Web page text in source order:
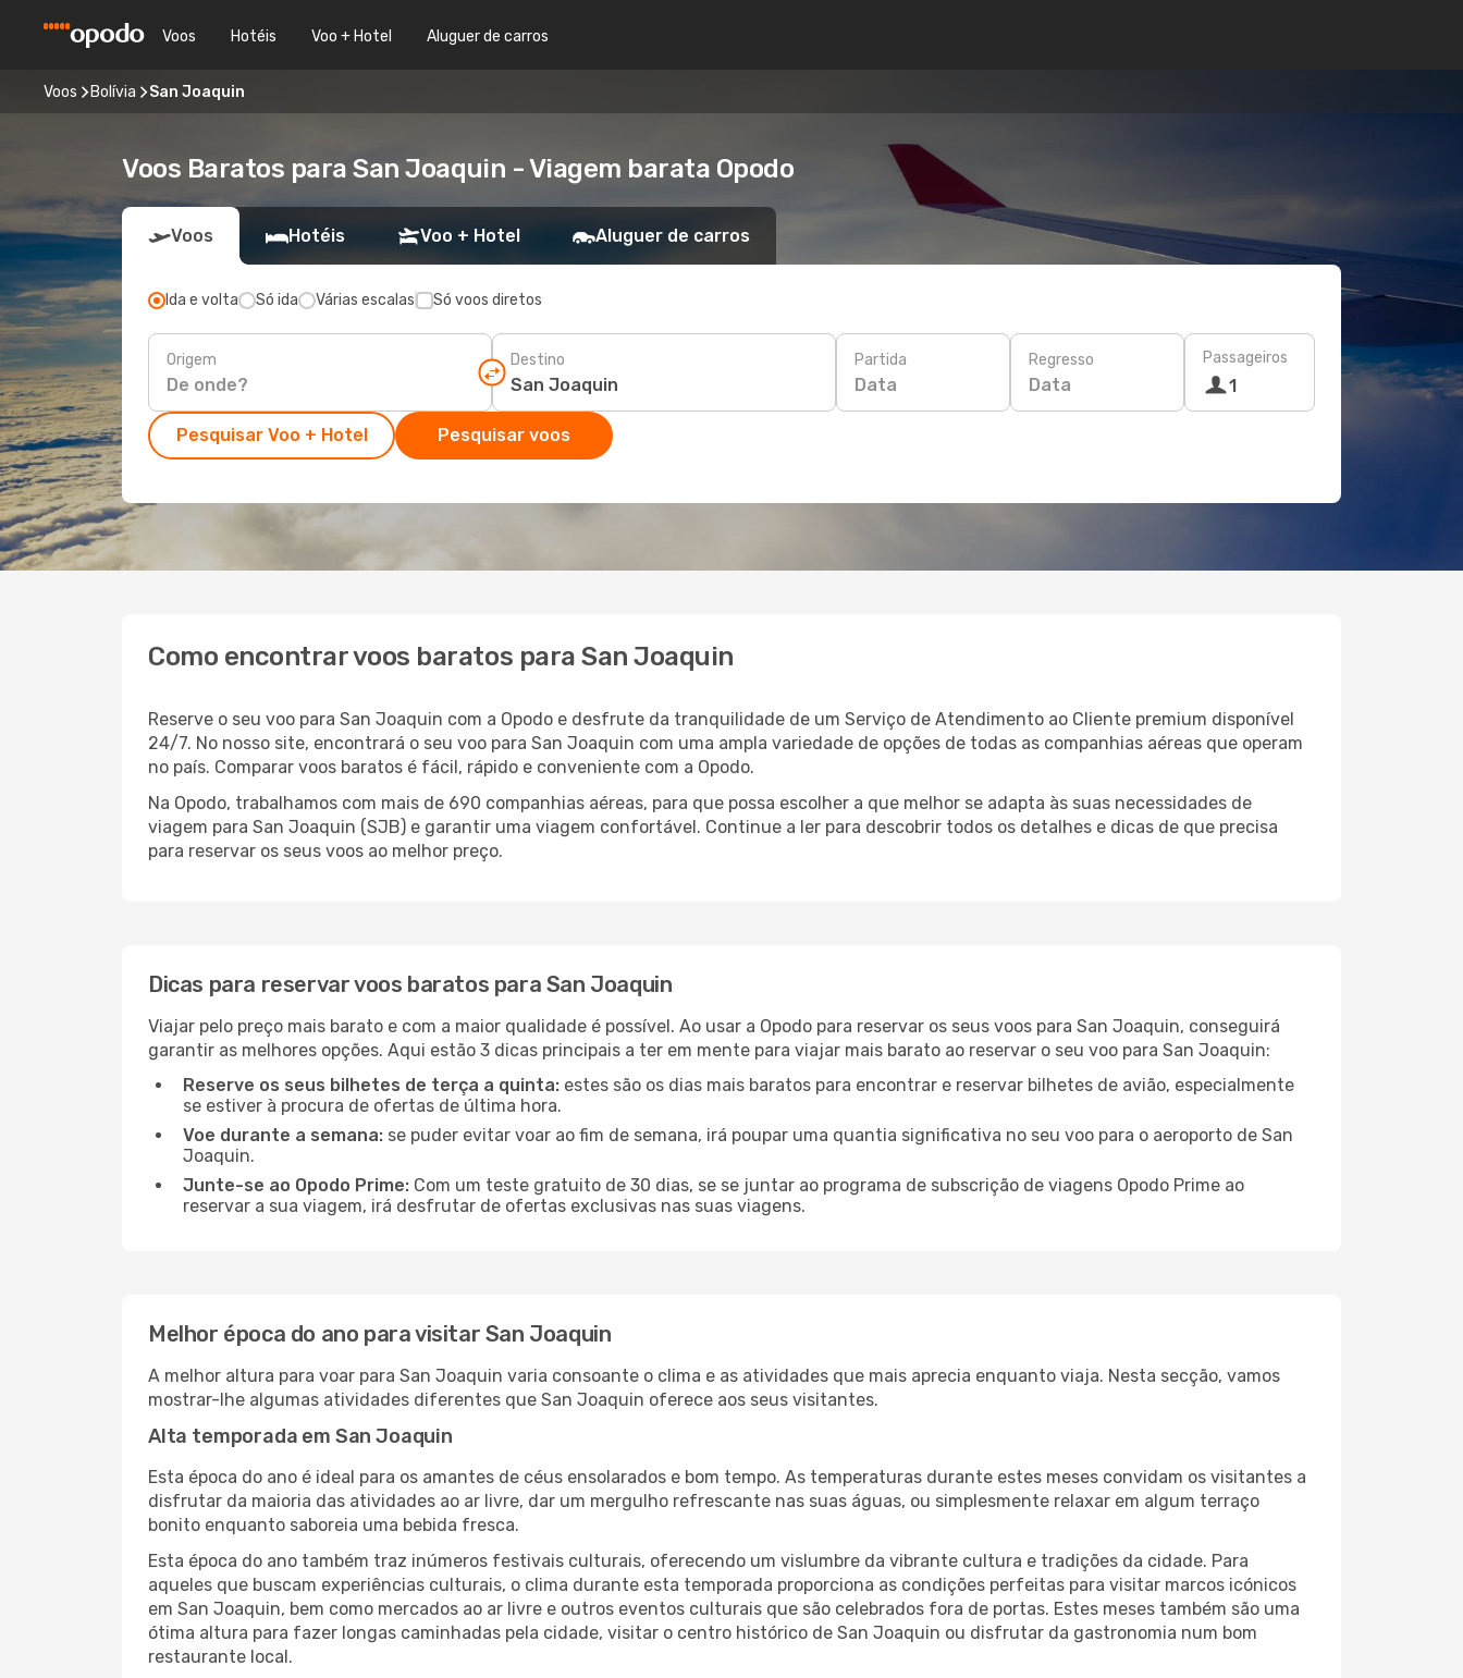
Voos Hotéis Voo + Hotel Aluguer de carros
Voos Bolívia San Joaquin
Voos Baratos para San Joaquin - Viagem barata Opodo
Voos Hotéis Voo + Hotel Aluguer de carros
Ida e volta Só ida Várias escalas Só voos diretos
Origem Destino Partida
Data
Regresso
Data
Passageiros
1
Pesquisar Voo + Hotel Pesquisar voos
Como encontrar voos baratos para San Joaquin
Reserve o seu voo para San Joaquin com a Opodo e desfrute da tranquilidade de um Serviço de Atendimento ao Cliente premium disponível
24/7. No nosso site, encontrará o seu voo para San Joaquin com uma ampla variedade de opções de todas as companhias aéreas que operam
no país. Comparar voos baratos é fácil, rápido e conveniente com a Opodo.
Na Opodo, trabalhamos com mais de 690 companhias aéreas, para que possa escolher a que melhor se adapta às suas necessidades de
viagem para San Joaquin (SJB) e garantir uma viagem confortável. Continue a ler para descobrir todos os detalhes e dicas de que precisa
para reservar os seus voos ao melhor preço.
Dicas para reservar voos baratos para San Joaquin
Viajar pelo preço mais barato e com a maior qualidade é possível. Ao usar a Opodo para reservar os seus voos para San Joaquin, conseguirá
garantir as melhores opções. Aqui estão 3 dicas principais a ter em mente para viajar mais barato ao reservar o seu voo para San Joaquin:
Reserve os seus bilhetes de terça a quinta: estes são os dias mais baratos para encontrar e reservar bilhetes de avião, especialmente
se estiver à procura de ofertas de última hora.
Voe durante a semana: se puder evitar voar ao fim de semana, irá poupar uma quantia significativa no seu voo para o aeroporto de San
Joaquin.
Junte-se ao Opodo Prime: Com um teste gratuito de 30 dias, se se juntar ao programa de subscrição de viagens Opodo Prime ao
reservar a sua viagem, irá desfrutar de ofertas exclusivas nas suas viagens.
Melhor época do ano para visitar San Joaquin
A melhor altura para voar para San Joaquin varia consoante o clima e as atividades que mais aprecia enquanto viaja. Nesta secção, vamos
mostrar-lhe algumas atividades diferentes que San Joaquin oferece aos seus visitantes.
Alta temporada em San Joaquin
Esta época do ano é ideal para os amantes de céus ensolarados e bom tempo. As temperaturas durante estes meses convidam os visitantes a
disfrutar da maioria das atividades ao ar livre, dar um mergulho refrescante nas suas águas, ou simplesmente relaxar em algum terraço
bonito enquanto saboreia uma bebida fresca.
Esta época do ano também traz inúmeros festivais culturais, oferecendo um vislumbre da vibrante cultura e tradições da cidade. Para
aqueles que buscam experiências culturais, o clima durante esta temporada proporciona as condições perfeitas para visitar marcos icónicos
em San Joaquin, bem como mercados ao ar livre e outros eventos culturais que são celebrados fora de portas. Estes meses também são uma
ótima altura para fazer longas caminhadas pela cidade, visitar o centro histórico de San Joaquin ou disfrutar da gastronomia num bom
restaurante local.